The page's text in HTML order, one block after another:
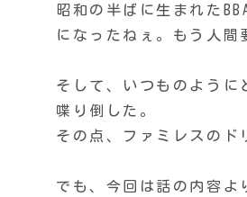
昭和の半ばに生まれた
になったねぇ。もう人間
そして、いつものように
喋り倒した。
その点、ファミレスのド
でも、今回は話の内容よ